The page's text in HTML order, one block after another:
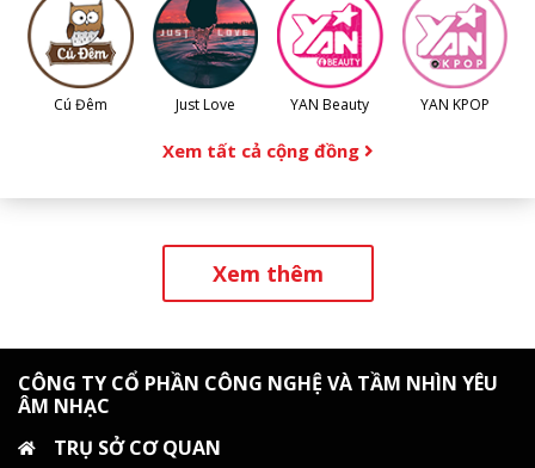
Cú Đêm Just Love YAN Beauty YAN KPOP
Xem tất cả cộng đồng
Xem thêm
CÔNG TY CỔ PHẦN CÔNG NGHỆ VÀ TẦM NHÌN YÊU
ÂM NHẠC
TRỤ SỞ CƠ QUAN